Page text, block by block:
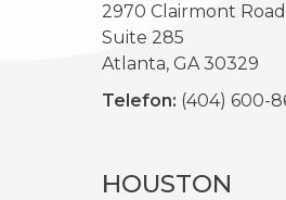
2970 Clairmont
Suite 285
Atlanta, GA 30329
Telefon: (404) 600-
HOUSTON